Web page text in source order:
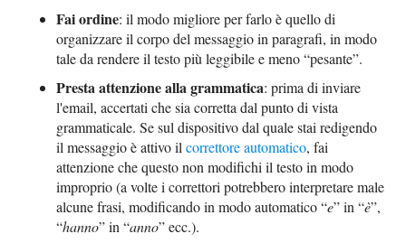
Fai ordine: il modo migliore per farlo è quello di
organizzare il corpo del messaggio in paragrafi, in modo
tale da rendere il testo più leggibile e meno “pesante”.
Presta attenzione alla grammatica: prima di inviare
l'email, accertati che sia corretta dal punto di vista
grammaticale. Se sul dispositivo dal quale stai redigendo
il messaggio è attivo ilcorrettore automatico, fai
attenzione che questo non modifichi il testo in modo
improprio (a volte i correttori potrebbero interpretare male
alcune frasi, modificando in modo automatico “e” in “è”,
“hanno” in “anno” ecc.).